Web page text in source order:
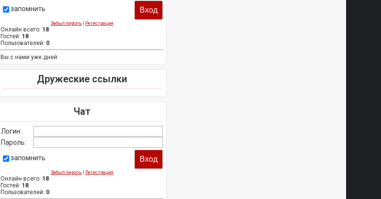
запомнить
Забыл пароль | Регистрация
Онлайн всего: 18
Гостей: 18
Пользователей: 0
Вы с нами уже дней.
Дружеские ссылки
Чат
Логин:
Пароль:
запомнить
Забыл пароль | Регистрация
Онлайн всего: 18
Гостей: 18
Пользователей: 0